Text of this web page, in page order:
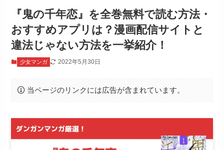
『鬼の千年恋』を全巻無料で読む方法・
おすすめアプリは？漫画配信サイトと
違法じゃない方法を一挙紹介！
少女マンガ 2022年5月30日
当ページのリンクには広告が含まれています。